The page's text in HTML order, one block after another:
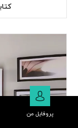
پروفایل من